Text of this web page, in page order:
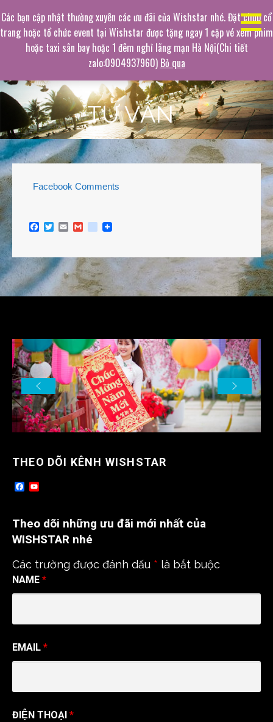
tới
phần
Dịch vụ chụp ảnh hàng đầu
Không gian chụp ảnh mê hoặc
TƯ VẤN
Facebook Comments
e
b
o
o
k
w
t
t
e
r
m
i
G
m
i
l
g
l
e
_
b
a
r
k
s
THEO DÕI KÊNH WISHSTAR
F
b
o
o
u
b
e
h
a
n
n
Theo dõi những ưu đãi mới nhất của
WISHSTAR nhé
Các trường được đánh dấu * là bắt buộc
NAME *
EMAIL *
ĐIỆN THOẠI *
Các bạn cập nhật thường xuyên các ưu đãi của Wishstar nhé. Đặt chụp cổ
trang hoặc tổ chức event tại Wishstar được tặng ngay 1 cặp vé xem phim
hoặc taxi sân bay hoặc 1 đêm nghỉ lãng mạn Hà Nội(Chi tiết
zalo:0904937960) Bỏ qua